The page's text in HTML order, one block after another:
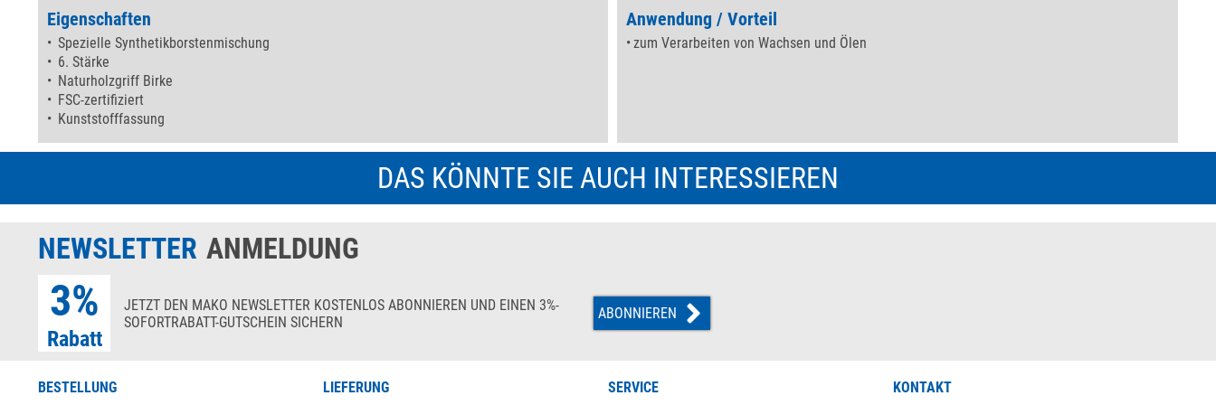
Eigenschaften
Spezielle Synthetikborstenmischung
6. Stärke
Naturholzgriff Birke
FSC-zertifiziert
Kunststofffassung
Anwendung / Vorteil
zum Verarbeiten von Wachsen und Ölen
DAS KÖNNTE SIE AUCH INTERESSIEREN
NEWSLETTER ANMELDUNG
3%
Rabatt
JETZT DEN MAKO NEWSLETTER KOSTENLOS ABONNIEREN UND EINEN 3%-
SOFORTRABATT-GUTSCHEIN SICHERN
ABONNIEREN
BESTELLUNG LIEFERUNG SERVICE KONTAKT